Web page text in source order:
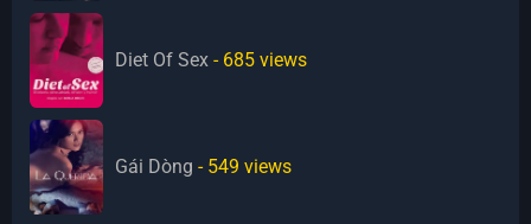
Diet Of Sex - 685 views
Gái Dòng - 549 views